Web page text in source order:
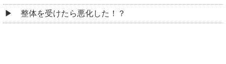
整体を受けたら悪化した！？